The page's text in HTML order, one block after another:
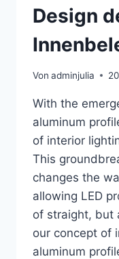
Design
Von adminjulia
With the
aluminum
of interior
This
changes the
allowing LED
of straight, but
our concept of
aluminum